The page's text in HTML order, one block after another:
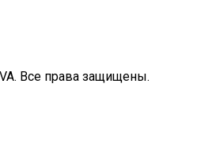
Все права защищены.